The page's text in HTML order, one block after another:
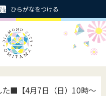
ひらがなをつける
■【4月7日（日）10時～